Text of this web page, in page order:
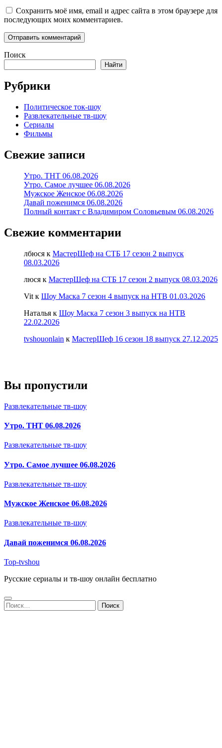
Сохранить моё имя, email и адрес сайта в этом браузере для
последующих моих комментариев.
Поиск
Найти
Рубрики
Политическое ток-шоу
Развлекательные тв-шоу
Сериалы
Фильмы
Свежие записи
Утро. ТНТ 06.08.2026
Утро. Самое лучшее 06.08.2026
Мужское Женское 06.08.2026
Давай поженимся 06.08.2026
Полный контакт с Владимиром Соловьевым 06.08.2026
Свежие комментарии
лбюся к МастерШеф на СТБ 17 сезон 2 выпуск
08.03.2026
люся к МастерШеф на СТБ 17 сезон 2 выпуск 08.03.2026
Vit к Шоу Маска 7 сезон 4 выпуск на НТВ 01.03.2026
Наталья к Шоу Маска 7 сезон 3 выпуск на НТВ
22.02.2026
tvshouonlain к МастерШеф 16 сезон 18 выпуск 27.12.2025
Вы пропустили
Развлекательные тв-шоу
Утро. ТНТ 06.08.2026
Развлекательные тв-шоу
Утро. Самое лучшее 06.08.2026
Развлекательные тв-шоу
Мужское Женское 06.08.2026
Развлекательные тв-шоу
Давай поженимся 06.08.2026
Top-tvshou
Русские сериалы и тв-шоу онлайн бесплатно
Найти: